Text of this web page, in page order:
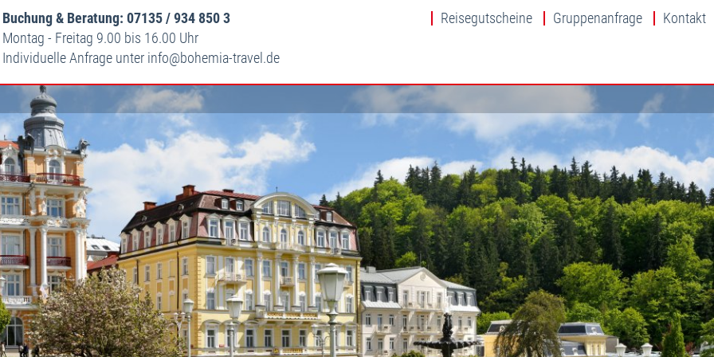
Buchung & Beratung: 07135 / 934 850 3
Montag - Freitag 9.00 bis 16.00 Uhr
Individuelle Anfrage unter info bohemia-travel.de
Reisegutscheine Gruppenanfrage Kontakt